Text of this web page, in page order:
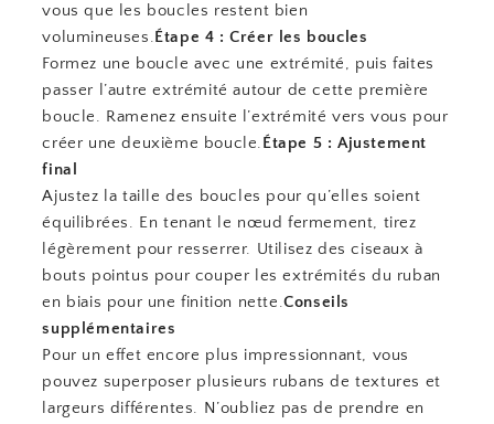
vous que les boucles restent bien
volumineuses.Étape 4 : Créer les boucles
Formez une boucle avec une extrémité, puis faites
passer l’autre extrémité autour de cette première
boucle. Ramenez ensuite l’extrémité vers vous pour
créer une deuxième boucle.Étape 5 : Ajustement
final
Ajustez la taille des boucles pour qu’elles soient
équilibrées. En tenant le nœud fermement, tirez
légèrement pour resserrer. Utilisez des ciseaux à
bouts pointus pour couper les extrémités du ruban
en biais pour une finition nette.Conseils
supplémentaires
Pour un effet encore plus impressionnant, vous
pouvez superposer plusieurs rubans de textures et
largeurs différentes. N’oubliez pas de prendre en